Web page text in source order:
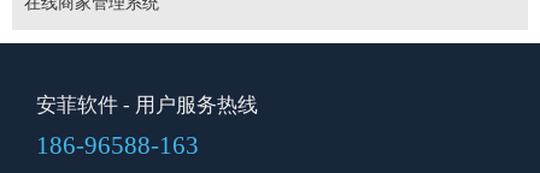
安菲软件 - 用户服务热线
186-96588-163